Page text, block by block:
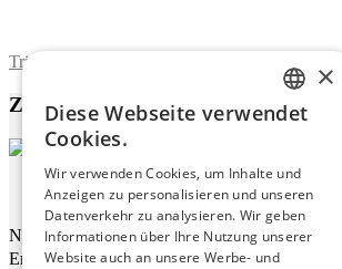
Trimite formularul
Zu diesem Werk
Abstraktes Modernes
Name
Email
ENGLISH
GERMAN
FRENCH
×
Diese Webseite verwendet
Cookies.
Wir verwenden Cookies, um Inhalte und
Anzeigen zu personalisieren und unseren
Datenverkehr zu analysieren. Wir geben
Informationen über Ihre Nutzung unserer
Website auch an unsere Werbe- und